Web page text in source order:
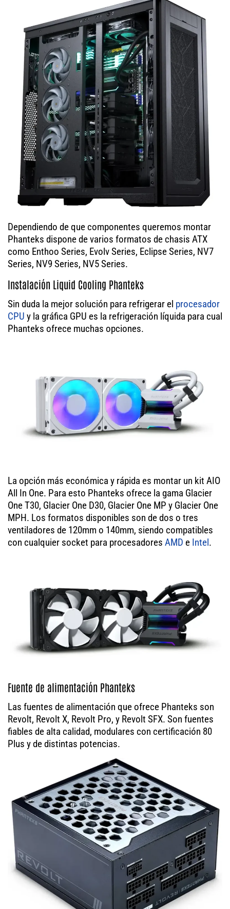
Dependiendo de que componentes queremos montar
Phanteks dispone de varios formatos de chasis ATX
como Enthoo Series, Evolv Series, Eclipse Series, NV7
Series, NV9 Series, NV5 Series.
Instalación Liquid Cooling Phanteks
Sin duda la mejor solución para refrigerar el procesador
CPU y la gráfica GPU es la refrigeración líquida para cual
Phanteks ofrece muchas opciones.
La opción más económica y rápida es montar un kit AIO
All In One. Para esto Phanteks ofrece la gama Glacier
One T30, Glacier One D30, Glacier One MP y Glacier One
MPH. Los formatos disponibles son de dos o tres
ventiladores de 120mm o 140mm, siendo compatibles
con cualquier socket para procesadores AMD e Intel.
Fuente de alimentación Phanteks
Las fuentes de alimentación que ofrece Phanteks son
Revolt, Revolt X, Revolt Pro, y Revolt SFX. Son fuentes
fiables de alta calidad, modulares con certificación 80
Plus y de distintas potencias.